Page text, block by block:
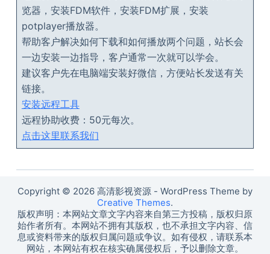
览器，安装FDM软件，安装FDM扩展，安装
potplayer播放器。
帮助客户解决如何下载和如何播放两个问题，站长会
一边安装一边指导，客户通常一次就可以学会。
建议客户先在电脑端安装好微信，方便站长发送有关
链接。
安装远程工具
远程协助收费：50元每次。
点击这里联系我们
Copyright © 2026 高清影视资源 - WordPress Theme by
Creative Themes.
版权声明：本网站文章文字内容来自第三方投稿，版权归原
始作者所有。本网站不拥有其版权，也不承担文字内容、信
息或资料带来的版权归属问题或争议。如有侵权，请联系本
网站，本网站有权在核实确属侵权后，予以删除文章。